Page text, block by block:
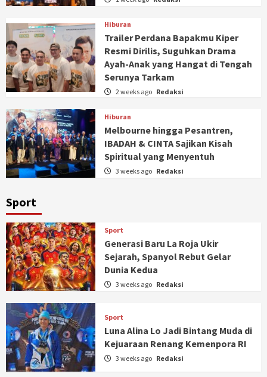
Hiburan
Trailer Perdana Bapakmu Kiper
Resmi Dirilis, Suguhkan Drama
Ayah-Anak yang Hangat di Tengah
Serunya Tarkam
2 weeks ago Redaksi
Hiburan
Melbourne hingga Pesantren,
IBADAH & CINTA Sajikan Kisah
Spiritual yang Menyentuh
3 weeks ago Redaksi
Sport
Sport
Generasi Baru La Roja Ukir
Sejarah, Spanyol Rebut Gelar
Dunia Kedua
3 weeks ago Redaksi
Sport
Luna Alina Lo Jadi Bintang Muda di
Kejuaraan Renang Kemenpora RI
3 weeks ago Redaksi